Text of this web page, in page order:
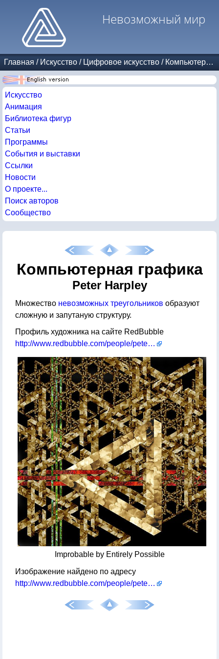
Невозможный мир
Главная / Искусство / Цифровое искусство / Компьютерная графика
Искусство
Анимация
Библиотека фигур
Статьи
Программы
События и выставки
Ссылки
Новости
О проекте...
Поиск авторов
Сообщество
Компьютерная графика
Peter Harpley
Множество невозможных треугольников образуют
сложную и запутаную структуру.
Профиль художника на сайте RedBubble
http://www.redbubble.com/people/peterharpley
Improbable by Entirely Possible
Изображение найдено по адресу
http://www.redbubble.com/people/peterharpley/art/1266193-1-improbable-but-entirely-possible